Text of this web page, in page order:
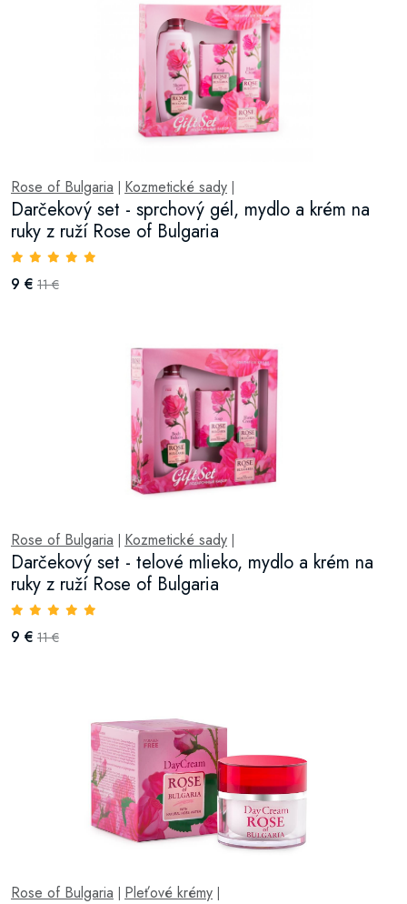
Rose of Bulgaria Kozmetické sady
Darčekový set - sprchový gél, mydlo a krém na
ruky z ruží Rose of Bulgaria
9 € 11 €
Rose of Bulgaria Kozmetické sady
Darčekový set - telové mlieko, mydlo a krém na
ruky z ruží Rose of Bulgaria
9 € 11 €
Rose of Bulgaria Pleťové krémy